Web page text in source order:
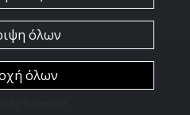
Reserved - Dellacasa
όλων
όλων